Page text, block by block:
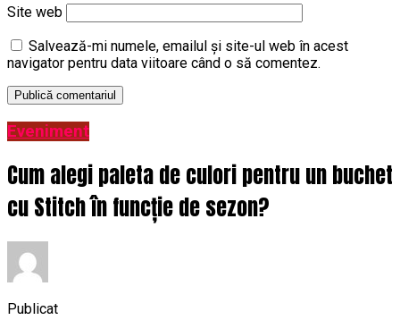
Site web
Salvează-mi numele, emailul și site-ul web în acest
navigator pentru data viitoare când o să comentez.
Eveniment
Cum alegi paleta de culori pentru un buchet
cu Stitch în funcție de sezon?
Publicat